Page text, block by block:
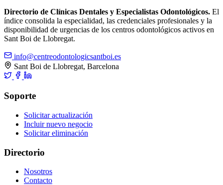
Directorio de Clínicas Dentales y Especialistas Odontológicos. El
índice consolida la especialidad, las credenciales profesionales y la
disponibilidad de urgencias de los centros odontológicos activos en
Sant Boi de Llobregat.
info@centreodontologicsantboi.es
Sant Boi de Llobregat, Barcelona
Soporte
Solicitar actualización
Incluir nuevo negocio
Solicitar eliminación
Directorio
Nosotros
Contacto